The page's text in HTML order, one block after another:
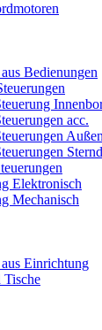
Bedienungen
acc.
Elektronisch
Mechanisch
Einrichtung
Tische